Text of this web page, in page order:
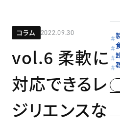
コラム 2022.09.30
vol.6 柔軟に
対応できるレ
ジリエンスな